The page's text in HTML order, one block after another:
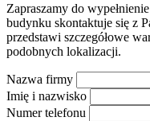
Zapraszamy do
budynku skontaktuje się z
przedstawi szczegółowe
podobnych lokalizacji.
Nazwa firmy
Imię i nazwisko
Numer telefonu